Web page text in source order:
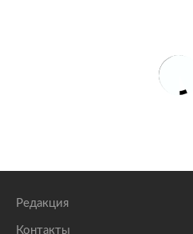
Редакция
Контакты